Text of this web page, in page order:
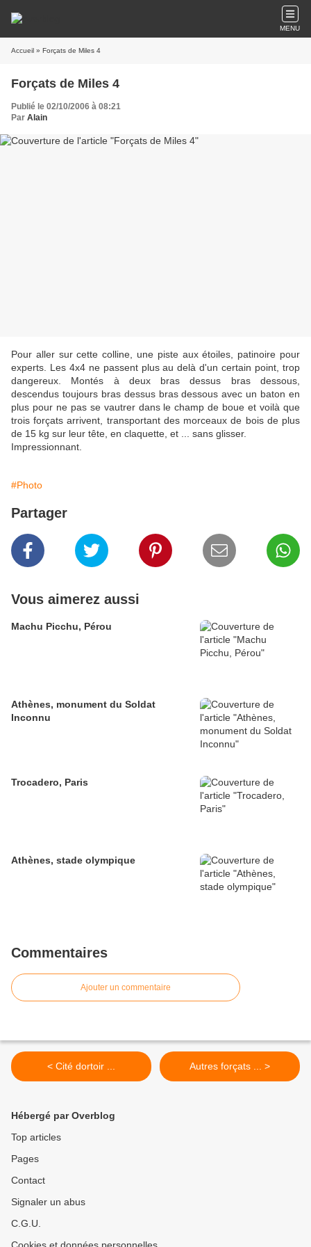
MENU
Accueil » Forçats de Miles 4
Forçats de Miles 4
Publié le 02/10/2006 à 08:21
Par Alain
Pour aller sur cette colline, une piste aux étoiles, patinoire pour
experts. Les 4x4 ne passent plus au delà d'un certain point, trop
dangereux. Montés à deux bras dessus bras dessous,
descendus toujours bras dessus bras dessous avec un baton en
plus pour ne pas se vautrer dans le champ de boue et voilà que
trois forçats arrivent, transportant des morceaux de bois de plus
de 15 kg sur leur tête, en claquette, et ... sans glisser.
Impressionnant.
#Photo
Partager
Vous aimerez aussi
Machu Picchu, Pérou
Athènes, monument du Soldat
Inconnu
Trocadero, Paris
Athènes, stade olympique
Commentaires
Ajouter un commentaire
< Cité dortoir ... Autres forçats ... >
Hébergé par Overblog
Top articles
Pages
Contact
Signaler un abus
C.G.U.